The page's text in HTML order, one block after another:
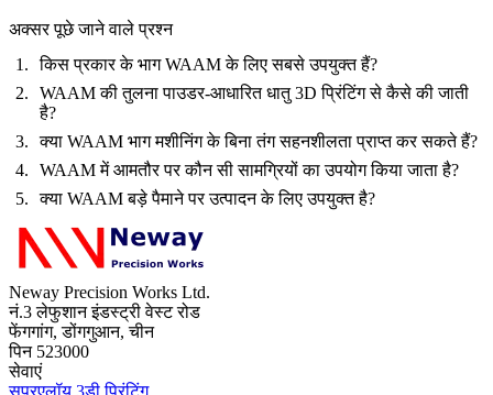
अक्सर पूछे जाने वाले प्रश्न
किस प्रकार के भाग WAAM के लिए सबसे उपयुक्त हैं?
WAAM की तुलना पाउडर-आधारित धातु 3D प्रिंटिंग से कैसे की जाती
है?
क्या WAAM भाग मशीनिंग के बिना तंग सहनशीलता प्राप्त कर सकते हैं?
WAAM में आमतौर पर कौन सी सामग्रियों का उपयोग किया जाता है?
क्या WAAM बड़े पैमाने पर उत्पादन के लिए उपयुक्त है?
Neway Precision Works Ltd.
नं.3 लेफुशान इंडस्ट्री वेस्ट रोड
फेंगगांग, डोंगगुआन, चीन
पिन 523000
सेवाएं